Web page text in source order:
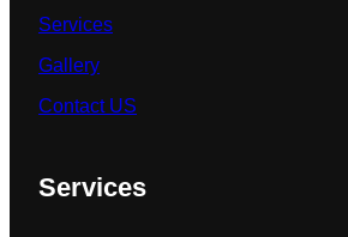
Services
Gallery
Contact US
Services